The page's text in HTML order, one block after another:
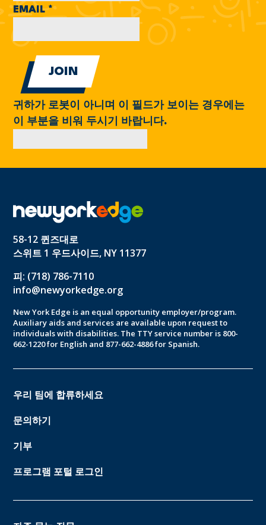
EMAIL*
귀하가 로봇이 아니며 이 필드가 보이는 경우에는
이 부분을 비워 두시기 바랍니다.
58-12 퀸즈대로
스위트 1 우드사이드, NY 11377
피: (718) 786-7110
info@newyorkedge.org
New York Edge is an equal opportunity employer/program.
Auxiliary aids and services are available upon request to
individuals with disabilities. The TTY service number is 800-
662-1220 for English and 877-662-4886 for Spanish.
우리 팀에 합류하세요
문의하기
기부
프로그램 포털 로그인